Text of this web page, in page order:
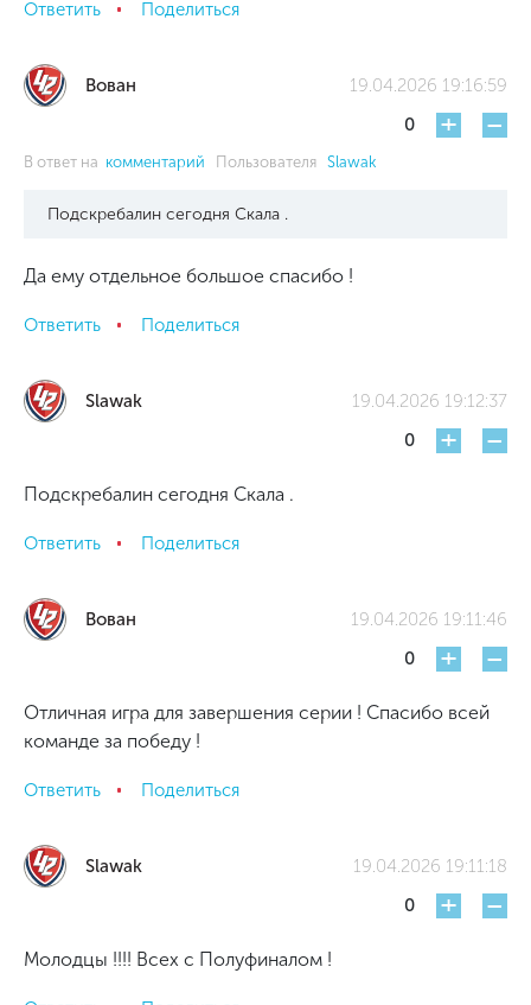
Ответить Поделиться
Вован
19.04.2026 19:16:59
0
+ -
В ответ на комментарий Пользователя Slawak
Подскребалин сегодня Скала .
Да ему отдельное большое спасибо !
Ответить Поделиться
Slawak
19.04.2026 19:12:37
0
+ -
Подскребалин сегодня Скала .
Ответить Поделиться
Вован
19.04.2026 19:11:46
0
+ -
Отличная игра для завершения серии ! Спасибо всей
команде за победу !
Ответить Поделиться
Slawak
19.04.2026 19:11:18
0
+ -
Молодцы !!!! Всех с Полуфиналом !